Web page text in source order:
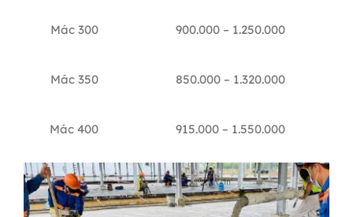
Mác 300 900.000 – 1.250.000
Mác 350 850.000 – 1.320.000
Mác 400 915.000 – 1.550.000